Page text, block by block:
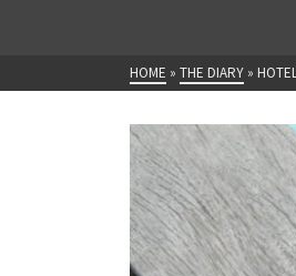
HOME » THE DIARY »